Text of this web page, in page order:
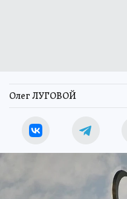
Олег ЛУГОВОЙ